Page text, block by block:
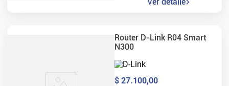
Router D-Link R04 Smart
N300
$ 27.100,00